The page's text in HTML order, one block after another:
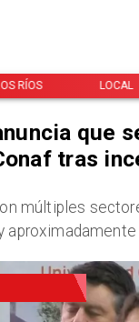
RÍOS LOCAL
que
tras
múltiples